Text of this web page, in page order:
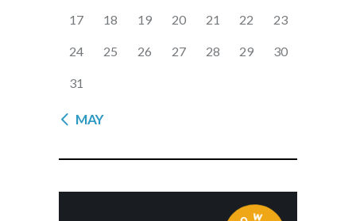
17 18 19 20 21 22 23
24 25 26 27 28 29 30
31
« MAY